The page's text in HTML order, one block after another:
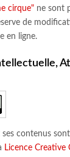
cirque" ne sont
de
en ligne.
contenus
Licence